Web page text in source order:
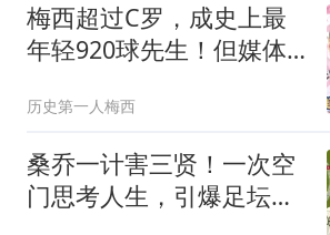
梅西超过C罗，成史上最
年轻920球先生！但媒体
历史第一人梅西
桑乔一计害三贤！一次空
门思考人生，引爆足坛顶